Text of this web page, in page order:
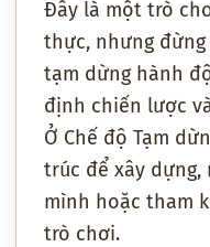
Đây là một trò
thực, nhưng
tạm dừng hành
định chiến lược
Ở Chế độ Tạm
trúc để xây dựng,
mình hoặc tham
trò chơi.